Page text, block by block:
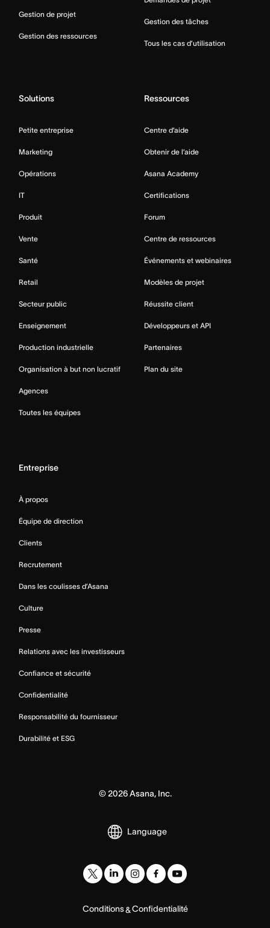
Gestion de projet
Gestion des ressources
Gestion des tâches
Tous les cas d’utilisation
Solutions
Petite entreprise
Marketing
Opérations
IT
Produit
Vente
Santé
Retail
Secteur public
Enseignement
Production industrielle
Organisation à but non lucratif
Agences
Toutes les équipes
Ressources
Centre d’aide
Obtenir de l’aide
Asana Academy
Certifications
Forum
Centre de ressources
Événements et webinaires
Modèles de projet
Réussite client
Développeurs et API
Partenaires
Plan du site
Entreprise
À propos
Équipe de direction
Clients
Recrutement
Dans les coulisses d’Asana
Culture
Presse
Relations avec les investisseurs
Confiance et sécurité
Confidentialité
Responsabilité du fournisseur
Durabilité et ESG
© 2026Asana, Inc.
Language
Conditions&Confidentialité